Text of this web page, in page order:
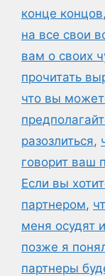
конце концов,
на все свои
вам о своих
прочитать
что вы
разозлиться,
говорит ваш
Если вы
партнером,
меня осудят
позже я
партнеры